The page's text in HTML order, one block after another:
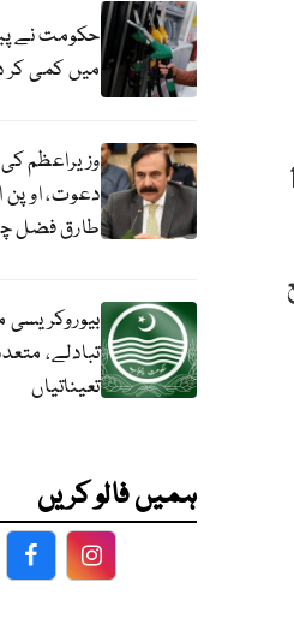
کے لیے 18
حکومت نے
میں کمی کر
وزیراعظم
دعوت، اوپن
طارق فضل
بیوروکریسی
تبادلے،
تعیناتیاں
ہمیں فالو کریں
FacebookFacebook